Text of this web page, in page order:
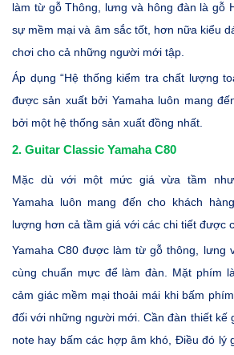
làm từ gỗ Thông, lưng và hông đàn là gỗ
sự mềm mại và âm sắc tốt, hơn nữa kiểu
chơi cho cả những người mới tập.
Áp dụng “Hệ thống kiểm tra chất lượng
được sản xuất bởi Yamaha luôn mang
bởi một hệ thống sản xuất đồng nhất.
2. Guitar Classic Yamaha C80
Mặc dù với một mức giá vừa tầm
Yamaha luôn mang đến cho khách
lượng hơn cả tầm giá với các chi tiết được
Yamaha C80 được làm từ gỗ thông, lưng
cùng chuẩn mực để làm đàn. Mặt phím
cảm giác mềm mại thoải mái khi bấm
đối với những người mới. Cần đàn thiết kế
note hay bấm các hợp âm khó, Điều đó lý